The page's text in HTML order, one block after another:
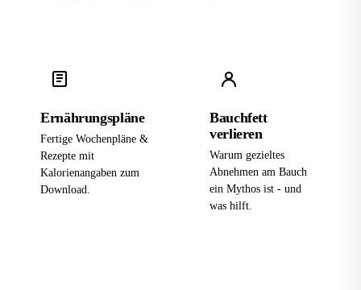
Ernährungspläne
Fertige Wochenpläne &
Rezepte mit
Kalorienangaben zum
Download.
Bauchfett
verlieren
Warum gezieltes
Abnehmen am Bauch
ein Mythos ist - und
was hilft.